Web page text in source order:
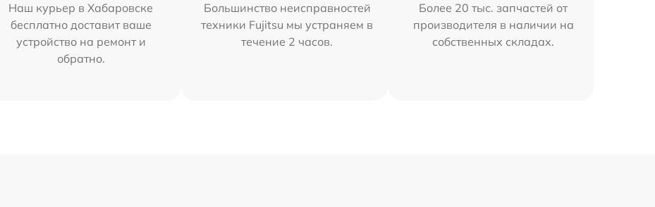
Наш курьер в Хабаровске
бесплатно доставит ваше
устройство на ремонт и
обратно.
Большинство неисправностей
техники Fujitsu мы устраняем в
течение 2 часов.
Более 20 тыс. запчастей от
производителя в наличии на
собственных складах.